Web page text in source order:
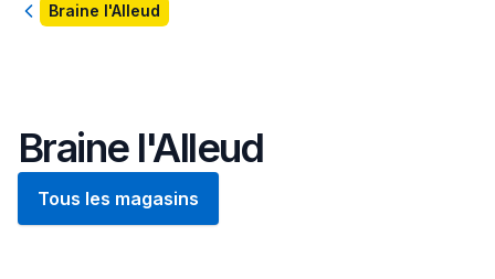
RetourBraine l'Alleud
Braine l'Alleud
Tous les magasins